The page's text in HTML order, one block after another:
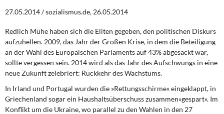
Leitlinien linker Wirtschafts- und Finanzpolitik
Wirtschaftspolitik
Steuer- und Finanzpolitik
Eurokrise und Griechenland
27.05.2014 / sozialismus.de, 26.05.2014
Redlich Mühe haben sich die Eliten gegeben, den politischen Diskurs
aufzuhellen. 2009, das Jahr der Großen Krise, in dem die Beteiligung
an der Wahl des Europäischen Parlaments auf 43% abgesackt war,
sollte vergessen sein. 2014 wird als das Jahr des Aufschwungs in eine
neue Zukunft zelebriert: Rückkehr des Wachstums.
In Irland und Portugal wurden die »Rettungsschirme« eingeklappt, in
Griechenland sogar ein Haushaltsüberschuss zusammen»gespart«. Im
Konflikt um die Ukraine, wo parallel zu den Wahlen in den 27